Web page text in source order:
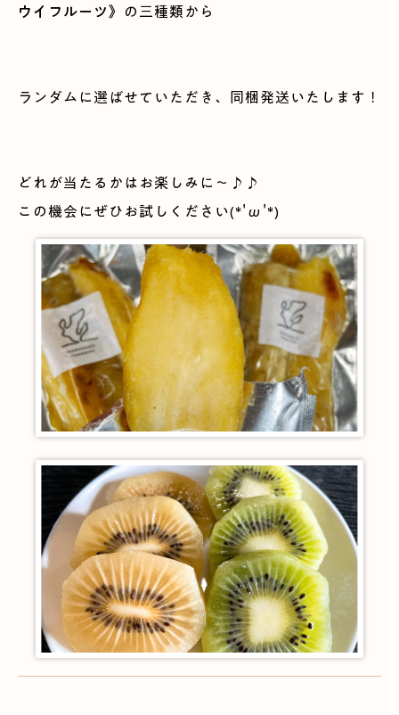
ウイフルーツ》の三種類から
ランダムに選ばせていただき、同梱発送いたします！
どれが当たるかはお楽しみに～♪♪
この機会にぜひお試しください(*'ω'*)